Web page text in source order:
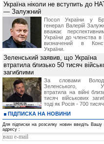
Україна ніколи не вступить до
— Залужний
Посол України у
генерал Валерій
вважає
України до членства в
визначений в
України.
Зеленський заявив, що Україна
втратила близько 50 тисяч
загиблими
За словами
Зеленського,
втратила на війні
тисяч військових
тоді як Росія - 700 тисяч.
ПІДПИСКА НА НОВИНИ
Для підписки на розсилку новин введіть Вашу
адресу :